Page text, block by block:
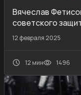
Вячеслав
советского
12 февраля 2025
12 мин 1496